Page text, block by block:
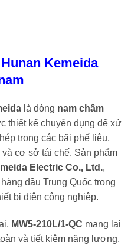
Kemeida
là dòng nam châm
thiết kế chuyên dụng để xử
trong các bãi phế liệu,
cơ sở tái chế. Sản phẩm
Electric Co., Ltd.,
đầu Trung Quốc trong
bị điện công nghiệp.
MW5-210L/1-QC mang lại
và tiết kiệm năng lượng,